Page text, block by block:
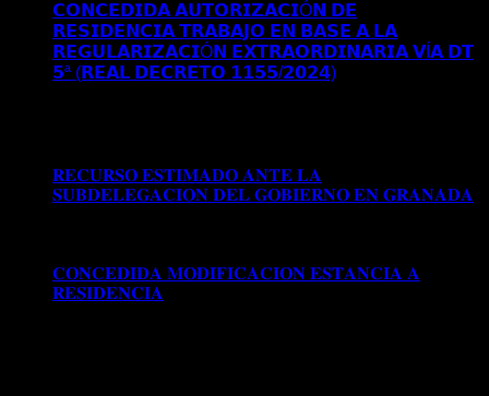
𝗖𝗢𝗡𝗖𝗘𝗗𝗜𝗗𝗔 𝗔𝗨𝗧𝗢𝗥𝗜𝗭𝗔𝗖𝗜Ó𝗡 𝗗𝗘
𝗥𝗘𝗦𝗜𝗗𝗘𝗡𝗖𝗜𝗔 𝗧𝗥𝗔𝗕𝗔𝗝𝗢 𝗘𝗡 𝗕𝗔𝗦𝗘 𝗔 𝗟𝗔
𝗥𝗘𝗚𝗨𝗟𝗔𝗥𝗜𝗭𝗔𝗖𝗜Ó𝗡 𝗘𝗫𝗧𝗥𝗔𝗢𝗥𝗗𝗜𝗡𝗔𝗥𝗜𝗔 𝗩Í𝗔 𝗗𝗧
𝟱ª (𝗥𝗘𝗔𝗟 𝗗𝗘𝗖𝗥𝗘𝗧𝗢 𝟭𝟭𝟱𝟱/𝟮𝟬𝟮𝟰)
𝐑𝐄𝐂𝐔𝐑𝐒𝐎 𝐄𝐒𝐓𝐈𝐌𝐀𝐃𝐎 𝐀𝐍𝐓𝐄 𝐋𝐀
𝐒𝐔𝐁𝐃𝐄𝐋𝐄𝐆𝐀𝐂𝐈𝐎𝐍 𝐃𝐄𝐋 𝐆𝐎𝐁𝐈𝐄𝐑𝐍𝐎 𝐄𝐍 𝐆𝐑𝐀𝐍𝐀𝐃𝐀
𝐂𝐎𝐍𝐂𝐄𝐃𝐈𝐃𝐀 𝐌𝐎𝐃𝐈𝐅𝐈𝐂𝐀𝐂𝐈𝐎𝐍 𝐄𝐒𝐓𝐀𝐍𝐂𝐈𝐀 𝐀
𝐑𝐄𝐒𝐈𝐃𝐄𝐍𝐂𝐈𝐀